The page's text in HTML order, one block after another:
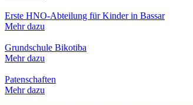
Erste HNO-Abteilung für Kinder in Bassar
Mehr dazu
Grundschule Bikotiba
Mehr dazu
Patenschaften
Mehr dazu